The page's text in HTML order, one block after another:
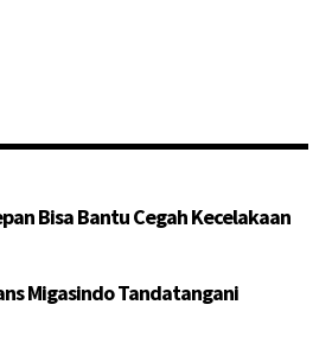
Bisa Bantu Cegah Kecelakaan
Migasindo Tandatangani